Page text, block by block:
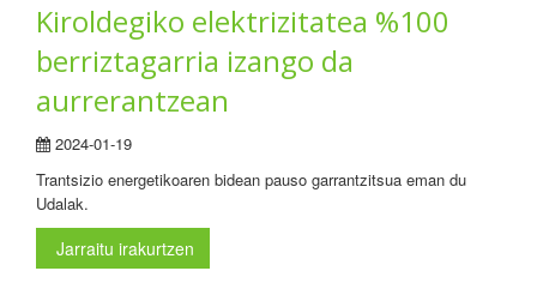
Kiroldegiko elektrizitatea %100
berriztagarria izango da
aurrerantzean
2024-01-19
Trantsizio energetikoaren bidean pauso garrantzitsua eman du
Udalak.
Jarraitu irakurtzen